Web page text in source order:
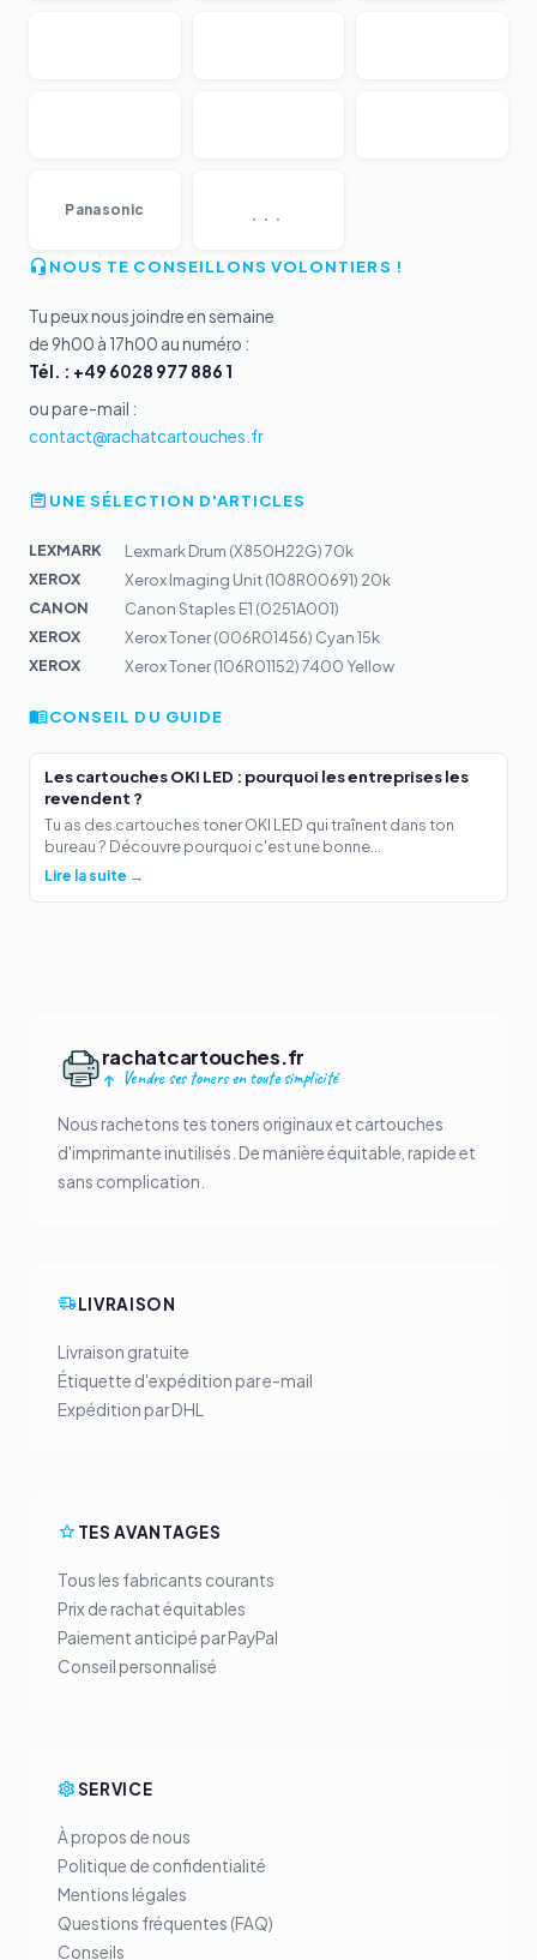
Panasonic ...
NOUS TE CONSEILLONS VOLONTIERS !
Tu peux nous joindre en semaine
de 9h00 à 17h00 au numéro :
Tél. : +49 6028 977 886 1
ou par e-mail :
contact@rachatcartouches.fr
UNE SÉLECTION D'ARTICLES
LEXMARK
Lexmark Drum (X850H22G) 70k
XEROX
Xerox Imaging Unit (108R00691) 20k
CANON
Canon Staples E1 (0251A001)
XEROX
Xerox Toner (006R01456) Cyan 15k
XEROX
Xerox Toner (106R01152) 7400 Yellow
CONSEIL DU GUIDE
Les cartouches OKI LED : pourquoi les entreprises les
revendent ?
Tu as des cartouches toner OKI LED qui traînent dans ton
bureau ? Découvre pourquoi c'est une bonne...
Lire la suite →
rachatcartouches.fr
Vendre ses toners en toute simplicité
Nous rachetons tes toners originaux et cartouches
d'imprimante inutilisés. De manière équitable, rapide et
sans complication.
LIVRAISON
Livraison gratuite
Étiquette d'expédition par e-mail
Expédition par DHL
TES AVANTAGES
Tous les fabricants courants
Prix de rachat équitables
Paiement anticipé par PayPal
Conseil personnalisé
SERVICE
À propos de nous
Politique de confidentialité
Mentions légales
Questions fréquentes (FAQ)
Conseils